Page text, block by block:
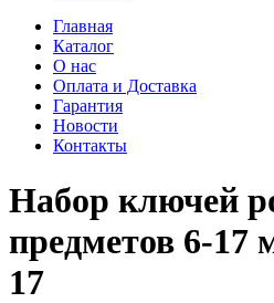
Главная
Каталог
О нас
Оплата и Доставка
Гарантия
Новости
Контакты
Набор ключей
предметов 6-17
17